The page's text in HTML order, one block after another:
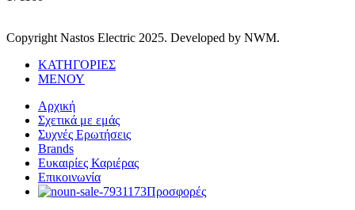
Copyright Nastos Electric 2025. Developed by NWM.
ΚΑΤΗΓΟΡΙΕΣ
ΜΕΝΟΥ
Αρχική
Σχετικά με εμάς
Συχνές Ερωτήσεις
Brands
Ευκαιρίες Καριέρας
Επικοινωνία
Προσφορές